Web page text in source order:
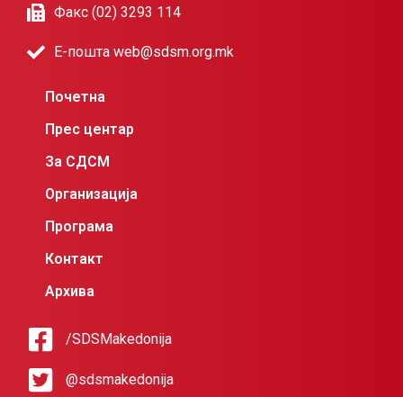
Факс (02) 3293 114
Е-пошта web@sdsm.org.mk
Почетна
Прес центар
За СДСМ
Организација
Програма
Контакт
Архива
/SDSMakedonija
@sdsmakedonija